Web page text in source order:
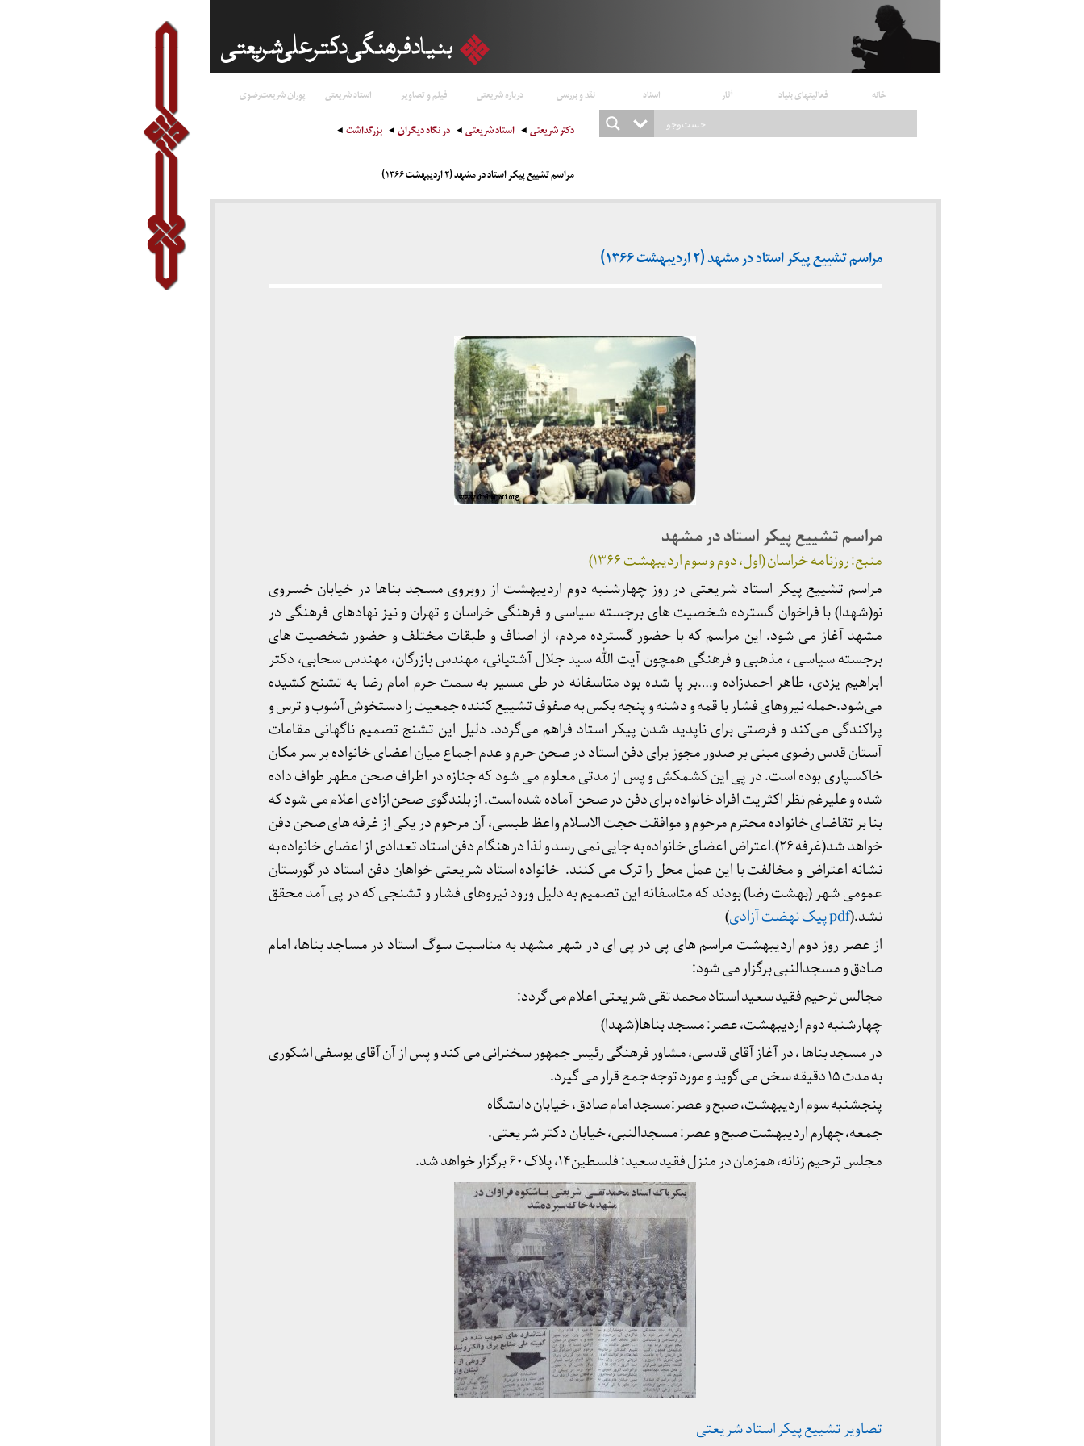
خانه فعالیتهای بنیاد آثار اسناد نقد و بررسی درباره شریعتی فیلم و تصاویر استاد شریعتی پوران شریعت‌رضوی
دکتر شریعتی استاد شریعتی در نگاه دیگران بزرگداشت
مراسم تشییع پیکر استاد در مشهد (۲ اردیبهشت ۱۳۶۶)
مراسم تشییع پیکر استاد در مشهد (۲ اردیبهشت ۱۳۶۶)
مراسم تشییع پیکر استاد در مشهد
منبع: روزنامه خراسان (اول، دوم و سوم اردیبهشت ۱۳۶۶)
مراسم تشییع پیکر استاد شریعتی در روز چهارشنبه دوم اردیبهشت از روبروی مسجد بناها در خیابان خسروی
نو(شهدا) با فراخوان گسترده شخصیت های برجسته سیاسی و فرهنگی خراسان و تهران و نیز نهادهای فرهنگی در
مشهد آغاز می شود. این مراسم که با حضور گسترده مردم، از اصناف و طبقات مختلف و حضور شخصیت های
برجسته سیاسی ، مذهبی و فرهنگی همچون آیت الله سید جلال آشتیانی، مهندس بازرگان، مهندس سحابی، دکتر
ابراهیم یزدی، طاهر احمدزاده و….بر پا شده بود متاسفانه در طی مسیر به سمت حرم امام رضا به تشنج کشیده
می‌شود.حمله نیروهای فشار با قمه و دشنه و پنجه بکس به صفوف تشییع کننده جمعیت را دستخوش آشوب و ترس و
پراکندگی می‌کند و فرصتی برای ناپدید شدن پیکر استاد فراهم می‌گردد. دلیل این تشنج تصمیم ناگهانی مقامات
آستان قدس رضوی مبنی بر صدور مجوز برای دفن استاد در صحن حرم و عدم اجماع میان اعضای خانواده بر سر مکان
خاکسپاری بوده است. در پی این کشمکش و پس از مدتی معلوم می شود که جنازه در اطراف صحن مطهر طواف داده
شده و علیرغم نظر اکثریت افراد خانواده برای دفن در صحن آماده شده است. از بلندگوی صحن ازادی اعلام می شود که
بنا بر تقاضای خانواده محترم مرحوم و موافقت حجت الاسلام واعظ طبسی، آن مرحوم در یکی از غرفه های صحن دفن
خواهد شد(غرفه ۲۶).اعتراض اعضای خانواده به جایی نمی رسد و لذا در هنگام دفن استاد تعدادی از اعضای خانواده به
نشانه اعتراض و مخالفت با این عمل محل را ترک می کنند. خانواده استاد شریعتی خواهان دفن استاد در گورستان
عمومی شهر (بهشت رضا) بودند که متاسفانه این تصمیم به دلیل ورود نیروهای فشار و تشنجی که در پی آمد محقق
نشد.(pdf پیک نهضت آزادی
)
از عصر روز دوم اردیبهشت مراسم های پی در پی ای در شهر مشهد به مناسبت سوگ استاد در مساجد بناها، امام
صادق و مسجدالنبی برگزار می شود:
مجالس ترحیم فقید سعید استاد محمد تقی شریعتی اعلام می گردد:
چهارشنبه دوم اردیبهشت، عصر: مسجد بناها(شهدا)
در مسجد بناها ، در آغاز آقای قدسی، مشاور فرهنگی رئیس جمهور سخنرانی می کند و پس از آن آقای یوسفی اشکوری
به مدت ۱۵ دقیقه سخن می گوید و مورد توجه جمع قرار می گیرد.
پنجشنبه سوم اردیبهشت، صبح و عصر:‌مسجد امام صادق، خیابان دانشگاه
جمعه، چهارم اردیبهشت صبح و عصر: مسجدالنبی، خیابان دکتر شریعتی.
مجلس ترحیم زنانه، همزمان در منزل فقید سعید: فلسطین۱۴، پلاک ۶۰ برگزار خواهد شد.
تصاویر تشییع پیکر استاد شریعتی